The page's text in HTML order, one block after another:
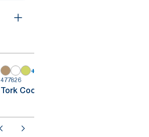
+
477826
Tork Cocktailserviett Rød